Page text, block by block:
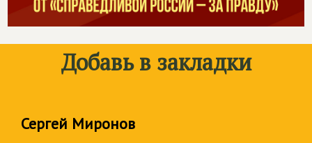
Добавь в закладки
Сергей Миронов